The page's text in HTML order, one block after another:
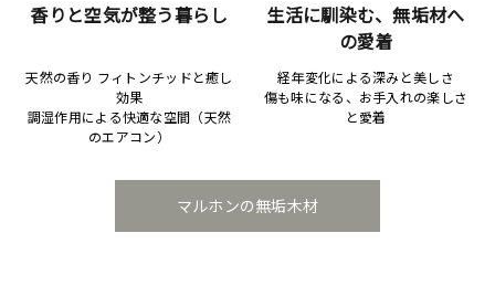
香りと空気が整う暮らし
天然の香り フィトンチッドと癒し
効果
調湿作用による快適な空間（天然
のエアコン）
生活に馴染む、無垢材へ
の愛着
経年変化による深みと美しさ
傷も味になる、お手入れの楽しさ
と愛着
マルホンの無垢木材